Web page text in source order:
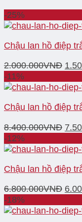
-25%
Chậu lan hồ điệp
2.000.000VNĐ
-11%
Chậu lan hồ điệp
8.400.000VNĐ
-12%
Chậu lan hồ điệp
6.800.000VNĐ
-18%